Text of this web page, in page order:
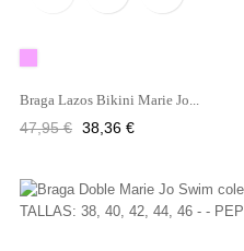
Braga Lazos Bikini Marie Jo...
Precio
47,95 € Precio
38,36 €